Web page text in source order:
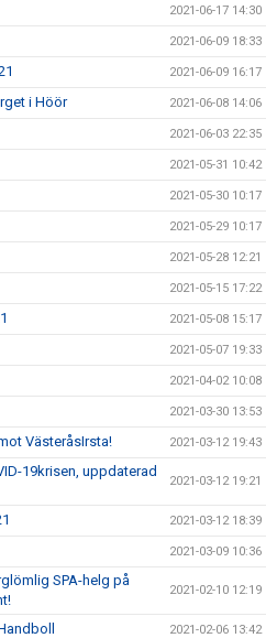
2021-06-17 14:30
2021-06-09 18:33
2021-06-09 16:17
i Höör 2021-06-08 14:06
2021-06-03 22:35
2021-05-31 10:42
2021-05-30 10:17
2021-05-29 10:17
2021-05-28 12:21
2021-05-15 17:22
2021-05-08 15:17
2021-05-07 19:33
2021-04-02 10:08
2021-03-30 13:53
VästeråsIrsta! 2021-03-12 19:43
19krisen, uppdaterad
2021-03-12 19:21
2021-03-12 18:39
2021-03-09 10:36
SPA-helg på
2021-02-10 12:19
2021-02-06 13:42